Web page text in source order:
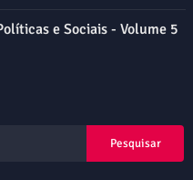
e Sociais - Volume 5